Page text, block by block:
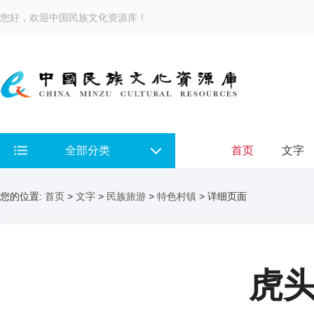
您好，欢迎中国民族文化资源库！
全部分类 首页 文字
您的位置: 首页 > 文字 > 民族旅游 > 特色村镇 > 详细页面
虎